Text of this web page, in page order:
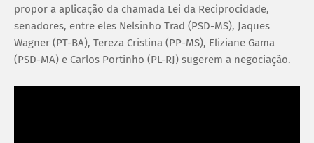
propor a aplicação da chamada Lei da Reciprocidade,
senadores, entre eles Nelsinho Trad (PSD-MS), Jaques
Wagner (PT-BA), Tereza Cristina (PP-MS), Eliziane Gama
(PSD-MA) e Carlos Portinho (PL-RJ) sugerem a negociação.